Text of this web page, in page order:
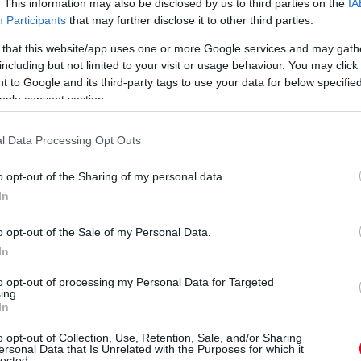
This information may also be disclosed by us to third parties on the
Participants that may further disclose it to other third parties.
that this website/app uses one or more Google services and may
but not limited to your visit or usage behaviour. You may
to Google and its third-party tags to use your data for below
consent section.
Data Processing Opt Outs
opt-out of the Sharing of my personal data.
opt-out of the Sale of my Personal Data.
opt-out of processing my Personal Data for Targeted
opt-out of Collection, Use, Retention, Sale, and/or Sharing
Data that Is Unrelated with the Purposes for which it
on is!
ésiOS-re!
működését!